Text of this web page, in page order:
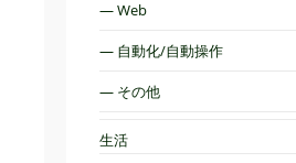
— Web
— 自動化/自動操作
— その他
生活